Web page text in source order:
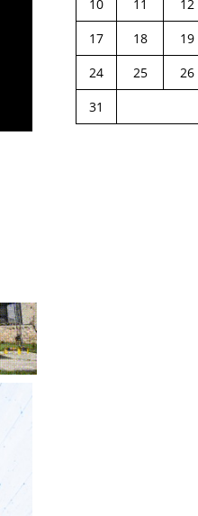
10 11 12
17
18 19
24
25 26
31